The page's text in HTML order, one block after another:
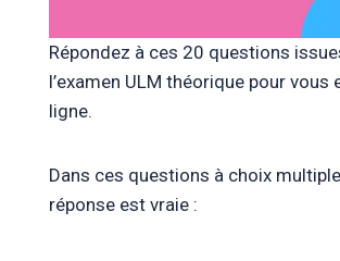
Répondez à ces 20 questions
l’examen ULM théorique pour vous
ligne.
Dans ces questions à choix
réponse est vraie :